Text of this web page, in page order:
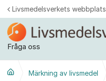
Hoppa till innehåll
Fråga oss
Livsmedelsverkets webbplats
Märkning av livsmedel